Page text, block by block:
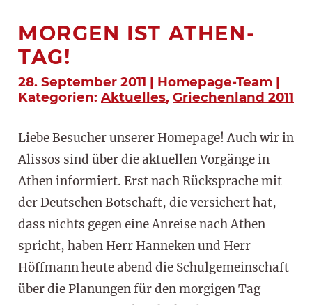
MORGEN IST ATHEN-
TAG!
28. September 2011 | Homepage-Team |
Kategorien: Aktuelles, Griechenland 2011
Liebe Besucher unserer Homepage! Auch wir in
Alissos sind über die aktuellen Vorgänge in
Athen informiert. Erst nach Rücksprache mit
der Deutschen Botschaft, die versichert hat,
dass nichts gegen eine Anreise nach Athen
spricht, haben Herr Hanneken und Herr
Höffmann heute abend die Schulgemeinschaft
über die Planungen für den morgigen Tag